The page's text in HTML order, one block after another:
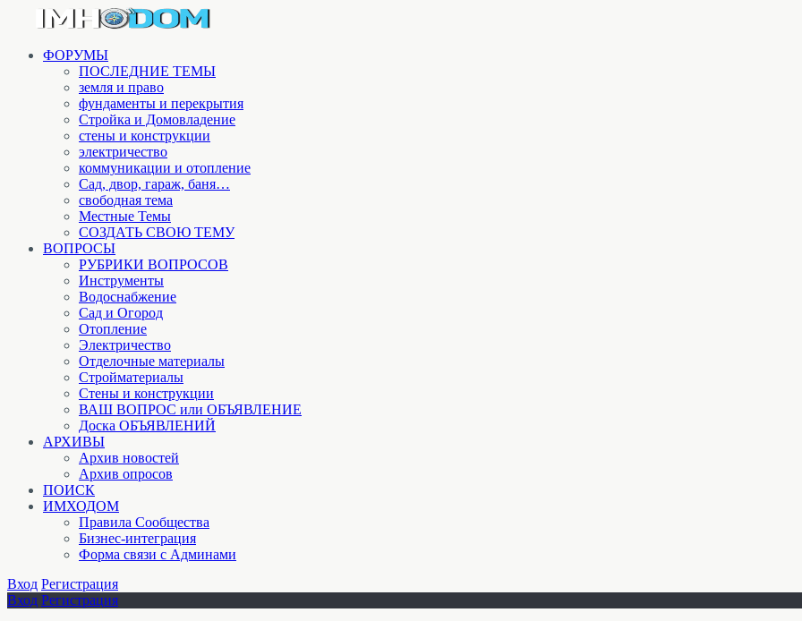
ФОРУМЫ
ПОСЛЕДНИЕ ТЕМЫ
земля и право
фундаменты и перекрытия
Стройка и Домовладение
стены и конструкции
электричество
коммуникации и отопление
Cад, двор, гараж, баня…
свободная тема
Местные Темы
СОЗДАТЬ СВОЮ ТЕМУ
ВОПРОСЫ
РУБРИКИ ВОПРОСОВ
Инструменты
Водоснабжение
Сад и Огород
Отопление
Электричество
Отделочные материалы
Стройматериалы
Стены и конструкции
ВАШ ВОПРОС или ОБЪЯВЛЕНИЕ
Доска ОБЪЯВЛЕНИЙ
АРХИВЫ
Архив новостей
Архив опросов
ПОИСК
ИМХОДОМ
Правила Сообщества
Бизнес-интеграция
Форма связи с Админами
Вход Регистрация
Вход Регистрация